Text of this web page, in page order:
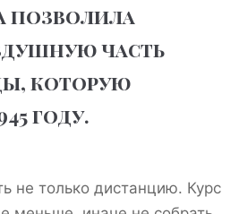
позволила
часть
которую
году.
не только дистанцию. Курс